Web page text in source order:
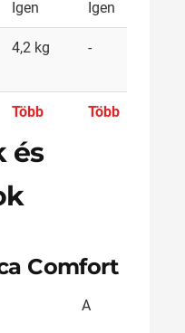
Igen Igen
4,2 kg -
Több Több
és
Comfort
A